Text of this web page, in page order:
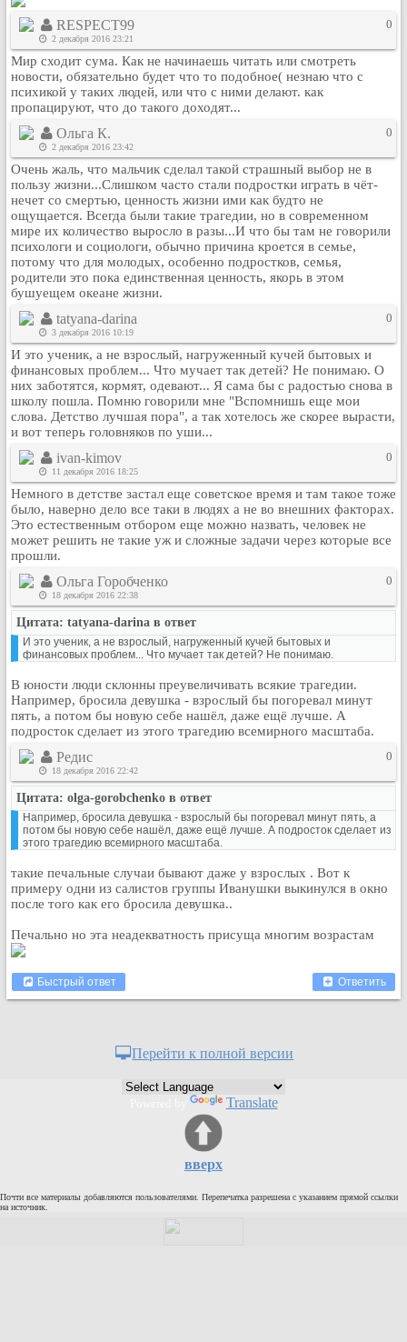
Музыкальный архив
Видео архив
Дело
Организации
Объявления
Рейтинг сайтов
Полная версия сайта
RESPECT99
2 декабря 2016 23:21
0
Мир сходит сума. Как не начинаешь читать или смотреть
новости, обязательно будет что то подобное( незнаю что с
психикой у таких людей, или что с ними делают. как
пропацируют, что до такого доходят...
Ольга К.
2 декабря 2016 23:42
0
Очень жаль, что мальчик сделал такой страшный выбор не в
пользу жизни...Слишком часто стали подростки играть в чёт-
нечет со смертью, ценность жизни ими как будто не
ощущается. Всегда были такие трагедии, но в современном
мире их количество выросло в разы...И что бы там не говорили
психологи и социологи, обычно причина кроется в семье,
потому что для молодых, особенно подростков, семья,
родители это пока единственная ценность, якорь в этом
бушуещем океане жизни.
tatyana-darina
3 декабря 2016 10:19
0
И это ученик, а не взрослый, нагруженный кучей бытовых и
финансовых проблем... Что мучает так детей? Не понимаю. О
них заботятся, кормят, одевают... Я сама бы с радостью снова в
школу пошла. Помню говорили мне "Вспомнишь еще мои
слова. Детство лучшая пора", а так хотелось же скорее вырасти,
и вот теперь головняков по уши...
ivan-kimov
11 декабря 2016 18:25
0
Немного в детстве застал еще советское время и там такое тоже
было, наверно дело все таки в людях а не во внешних факторах.
Это естественным отбором еще можно назвать, человек не
может решить не такие уж и сложные задачи через которые все
прошли.
Ольга Горобченко
18 декабря 2016 22:38
0
Цитата: tatyana-darina в ответ
И это ученик, а не взрослый, нагруженный кучей бытовых и
финансовых проблем... Что мучает так детей? Не понимаю.
В юности люди склонны преувеличивать всякие трагедии.
Например, бросила девушка - взрослый бы погоревал минут
пять, а потом бы новую себе нашёл, даже ещё лучше. А
подросток сделает из этого трагедию всемирного масштаба.
Редис
18 декабря 2016 22:42
0
Цитата: olga-gorobchenko в ответ
Например, бросила девушка - взрослый бы погоревал минут пять, а
потом бы новую себе нашёл, даже ещё лучше. А подросток сделает из
этого трагедию всемирного масштаба.
такие печальные случаи бывают даже у взрослых . Вот к
примеру одни из салистов группы Иванушки выкинулся в окно
после того как его бросила девушка..
Печально но эта неадекватность присуща многим возрастам
Быстрый ответ Ответить
Перейти к полной версии
Translate
вверх
Почти все материалы добавляются пользователями. Перепечатка разрешена с указанием прямой ссылки
на источник.